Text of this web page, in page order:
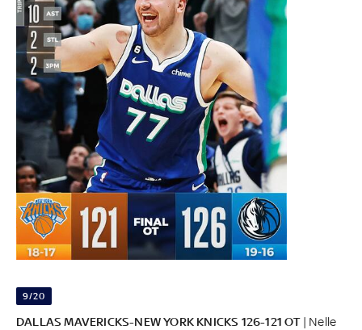
9/20
DALLAS MAVERICKS-NEW YORK KNICKS 126-121 OT| Nelle